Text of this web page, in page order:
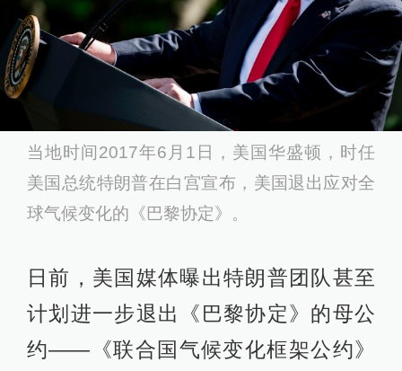
当地时间2017年6月1日，美国华盛顿，时任
美国总统特朗普在白宫宣布，美国退出应对全
球气候变化的《巴黎协定》。
日前，美国媒体曝出特朗普团队甚至
计划进一步退出《巴黎协定》的母公
约——《联合国气候变化框架公约》